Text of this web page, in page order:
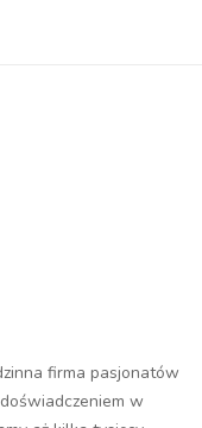
firma pasjonatów
w